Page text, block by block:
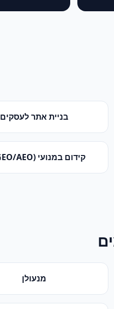
בניית אתר לעסקים
קידום במנועי AI (GEO/AEO)
מנעולן